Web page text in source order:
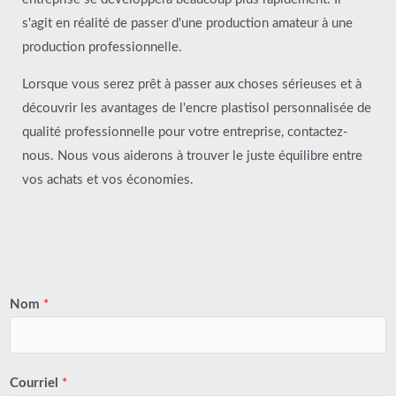
s'agit en réalité de passer d'une production amateur à une
production professionnelle.
Lorsque vous serez prêt à passer aux choses sérieuses et à
découvrir les avantages de l'encre plastisol personnalisée de
qualité professionnelle pour votre entreprise, contactez-
nous. Nous vous aiderons à trouver le juste équilibre entre
vos achats et vos économies.
Nom *
Courriel *